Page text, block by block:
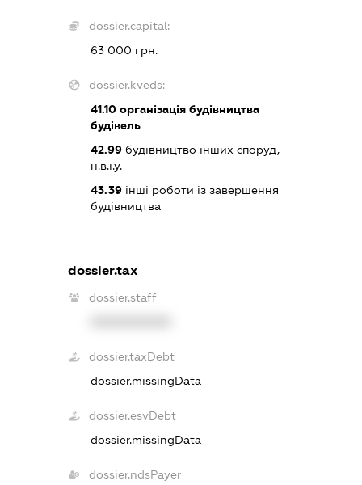
dossier.capital:
63 000 грн.
dossier.kveds:
41.10організація будівництва
будівель
42.99будівництво інших споруд,
н.в.і.у.
43.39інші роботи із завершення
будівництва
dossier.tax
dossier.staff
dossier.taxDebt
dossier.missingData
dossier.esvDebt
dossier.missingData
dossier.ndsPayer